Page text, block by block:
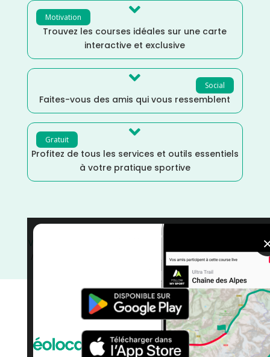
Motivation 
Trouvez les courses idéales sur une carte
interactive et exclusive
Social

Faites-vous des amis qui vous ressemblent
Gratuit 
Profitez de tous les services et outils essentiels
à votre pratique sportive
Val de Marne
Île de France/France/
Course à Pied